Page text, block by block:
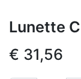
Lunette
€ 31,56